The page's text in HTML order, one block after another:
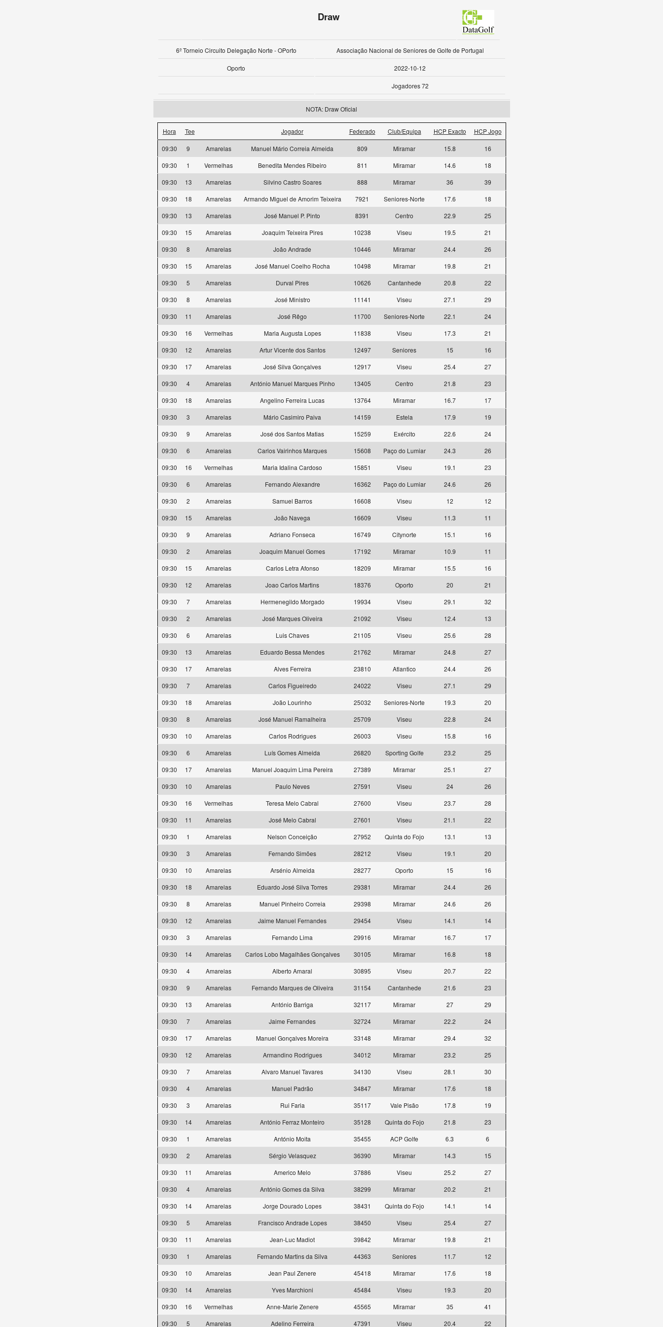
Draw
6º Torneio Circuito Delegação Norte - OPorto Associação Nacional de Seniores de Golfe de Portugal
Oporto 2022-10-12
Jogadores 72
NOTA: Draw Oficial
Hora Tee Jogador Federado Club/Equipa HCP Exacto HCP Jogo
09:30 9 Amarelas Manuel Mário Correia Almeida 809 Miramar 15.8
16
09:30
1 Vermelhas Benedita Mendes Ribeiro 811 Miramar 14.6
18
09:30
13 Amarelas Silvino Castro Soares 888 Miramar 36
39
09:30
18 Amarelas Armando Miguel de Amorim Teixeira 7921 Seniores-Norte 17.6
18
09:30
13 Amarelas José Manuel P. Pinto 8391 Centro 22.9
25
09:30
15 Amarelas Joaquim Teixeira Pires 10238 Viseu 19.5
21
09:30
8 Amarelas João Andrade 10446 Miramar 24.4
26
09:30
15 Amarelas José Manuel Coelho Rocha 10498 Miramar 19.8
21
09:30
5 Amarelas Durval Pires 10626 Cantanhede 20.8
22
09:30
8 Amarelas José Ministro 11141 Viseu 27.1
29
09:30
11 Amarelas José Rêgo 11700 Seniores-Norte 22.1
24
09:30
16 Vermelhas Maria Augusta Lopes 11838 Viseu 17.3
21
09:30
12 Amarelas Artur Vicente dos Santos 12497 Seniores 15
16
09:30
17 Amarelas José Silva Gonçalves 12917 Viseu 25.4
27
09:30
4 Amarelas António Manuel Marques Pinho 13405 Centro 21.8
23
09:30
18 Amarelas Angelino Ferreira Lucas 13764 Miramar 16.7
17
09:30
3 Amarelas Mário Casimiro Paiva 14159 Estela 17.9
19
09:30
9 Amarelas José dos Santos Matias 15259 Exército 22.6
24
09:30
6 Amarelas Carlos Vairinhos Marques 15608 Paço do Lumiar 24.3
26
09:30
16 Vermelhas Maria Idalina Cardoso 15851 Viseu 19.1
23
09:30
6 Amarelas Fernando Alexandre 16362 Paço do Lumiar 24.6
26
09:30
2 Amarelas Samuel Barros 16608 Viseu 12
12
09:30
15 Amarelas João Navega 16609 Viseu 11.3
11
09:30
9 Amarelas Adriano Fonseca 16749 Citynorte 15.1
16
09:30
2 Amarelas Joaquim Manuel Gomes 17192 Miramar 10.9
11
09:30
15 Amarelas Carlos Letra Afonso 18209 Miramar 15.5
16
09:30
12 Amarelas Joao Carlos Martins 18376 Oporto 20
21
09:30
7 Amarelas Hermenegildo Morgado 19934 Viseu 29.1
32
09:30
2 Amarelas José Marques Oliveira 21092 Viseu 12.4
13
09:30
6 Amarelas Luis Chaves 21105 Viseu 25.6
28
09:30
13 Amarelas Eduardo Bessa Mendes 21762 Miramar 24.8
27
09:30
17 Amarelas Alves Ferreira 23810 Atlantico 24.4
26
09:30
7 Amarelas Carlos Figueiredo 24022 Viseu 27.1
29
09:30
18 Amarelas João Lourinho 25032 Seniores-Norte 19.3
20
09:30
8 Amarelas José Manuel Ramalheira 25709 Viseu 22.8
24
09:30
10 Amarelas Carlos Rodrigues 26003 Viseu 15.8
16
09:30
6 Amarelas Luís Gomes Almeida 26820 Sporting Golfe 23.2
25
09:30
17 Amarelas Manuel Joaquim Lima Pereira 27389 Miramar 25.1
27
09:30
10 Amarelas Paulo Neves 27591 Viseu 24
26
09:30
16 Vermelhas Teresa Melo Cabral 27600 Viseu 23.7
28
09:30
11 Amarelas José Melo Cabral 27601 Viseu 21.1
22
09:30
1 Amarelas Nelson Conceição 27952 Quinta do Fojo 13.1
13
09:30
3 Amarelas Fernando Simões 28212 Viseu 19.1
20
09:30
10 Amarelas Arsénio Almeida 28277 Oporto 15
16
09:30
18 Amarelas Eduardo José Silva Torres 29381 Miramar 24.4
26
09:30
8 Amarelas Manuel Pinheiro Correia 29398 Miramar 24.6
26
09:30
12 Amarelas Jaime Manuel Fernandes 29454 Viseu 14.1
14
09:30
3 Amarelas Fernando Lima 29916 Miramar 16.7
17
09:30
14 Amarelas Carlos Lobo Magalhães Gonçalves 30105 Miramar 16.8
18
09:30
4 Amarelas Alberto Amaral 30895 Viseu 20.7
22
09:30
9 Amarelas Fernando Marques de Oliveira 31154 Cantanhede 21.6
23
09:30
13 Amarelas António Barriga 32117 Miramar 27
29
09:30
7 Amarelas Jaime Fernandes 32724 Miramar 22.2
24
09:30
17 Amarelas Manuel Gonçalves Moreira 33148 Miramar 29.4
32
09:30
12 Amarelas Armandino Rodrigues 34012 Miramar 23.2
25
09:30
7 Amarelas Alvaro Manuel Tavares 34130 Viseu 28.1
30
09:30
4 Amarelas Manuel Padrão 34847 Miramar 17.6
18
09:30
3 Amarelas Rui Faria 35117 Vale Pisão 17.8
19
09:30
14 Amarelas António Ferraz Monteiro 35128 Quinta do Fojo 21.8
23
09:30
1 Amarelas António Moita 35455 ACP Golfe 6.3
6
09:30
2 Amarelas Sérgio Velasquez 36390 Miramar 14.3
15
09:30
11 Amarelas Americo Melo 37886 Viseu 25.2
27
09:30
4 Amarelas António Gomes da Silva 38299 Miramar 20.2
21
09:30
14 Amarelas Jorge Dourado Lopes 38431 Quinta do Fojo 14.1
14
09:30
5 Amarelas Francisco Andrade Lopes 38450 Viseu 25.4
27
09:30
11 Amarelas Jean-Luc Madiot 39842 Miramar 19.8
21
09:30
1 Amarelas Fernando Martins da Silva 44363 Seniores 11.7
12
09:30
10 Amarelas Jean Paul Zenere 45418 Miramar 17.6
18
09:30
14 Amarelas Yves Marchioni 45484 Viseu 19.3
20
09:30
16 Vermelhas Anne-Marie Zenere 45565 Miramar 35
41
09:30
5 Amarelas Adelino Ferreira 47391 Viseu 20.4 22